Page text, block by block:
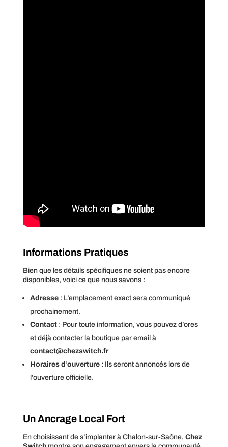
Informations Pratiques
Bien que les détails spécifiques ne soient pas encore
disponibles, voici ce que nous savons :
Adresse: L’emplacement exact sera communiqué
prochainement.
Contact: Pour toute information, vous pouvez d’ores
et déjà contacter la boutique par email à
contact@chezswitch.fr
Horaires d’ouverture: Ils seront annoncés lors de
l’ouverture officielle.
Un Ancrage Local Fort
En choisissant de s’implanter à Chalon-sur-Saône, Chez